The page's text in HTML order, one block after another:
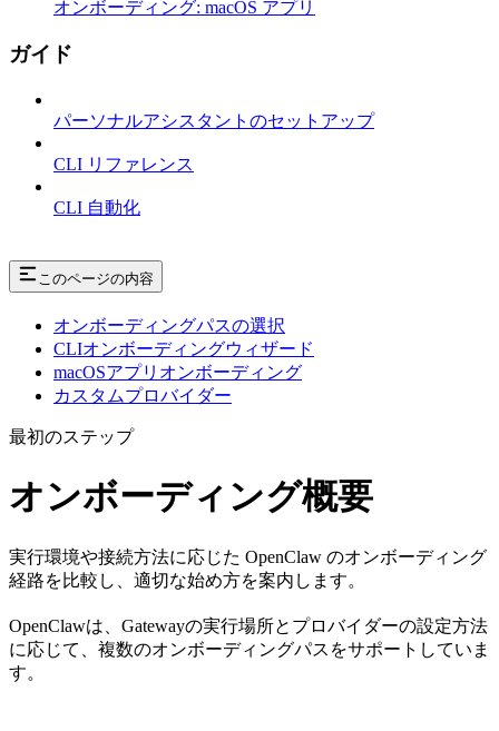
オンボーディング: macOS アプリ
ガイド
パーソナルアシスタントのセットアップ
CLI リファレンス
CLI 自動化
このページの内容
オンボーディングパスの選択
CLIオンボーディングウィザード
macOSアプリオンボーディング
カスタムプロバイダー
最初のステップ
オンボーディング概要
実行環境や接続方法に応じた OpenClaw のオンボーディング
経路を比較し、適切な始め方を案内します。
OpenClawは、Gatewayの実行場所とプロバイダーの設定方法
に応じて、複数のオンボーディングパスをサポートしていま
す。